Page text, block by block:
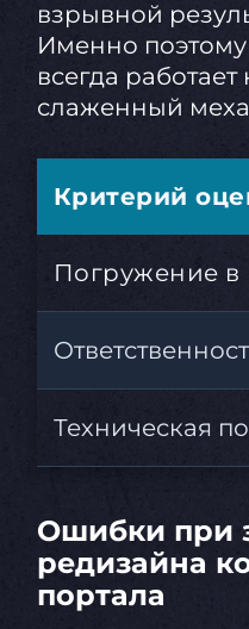
взрывной
Именно
всегда
слаженный
Критерий
Погружение в
Техническая
Ошибки при
редизайна
портала